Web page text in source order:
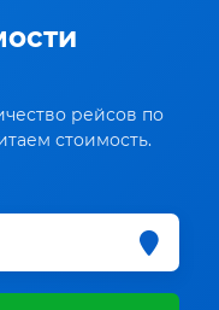
рейсов по
стоимость.